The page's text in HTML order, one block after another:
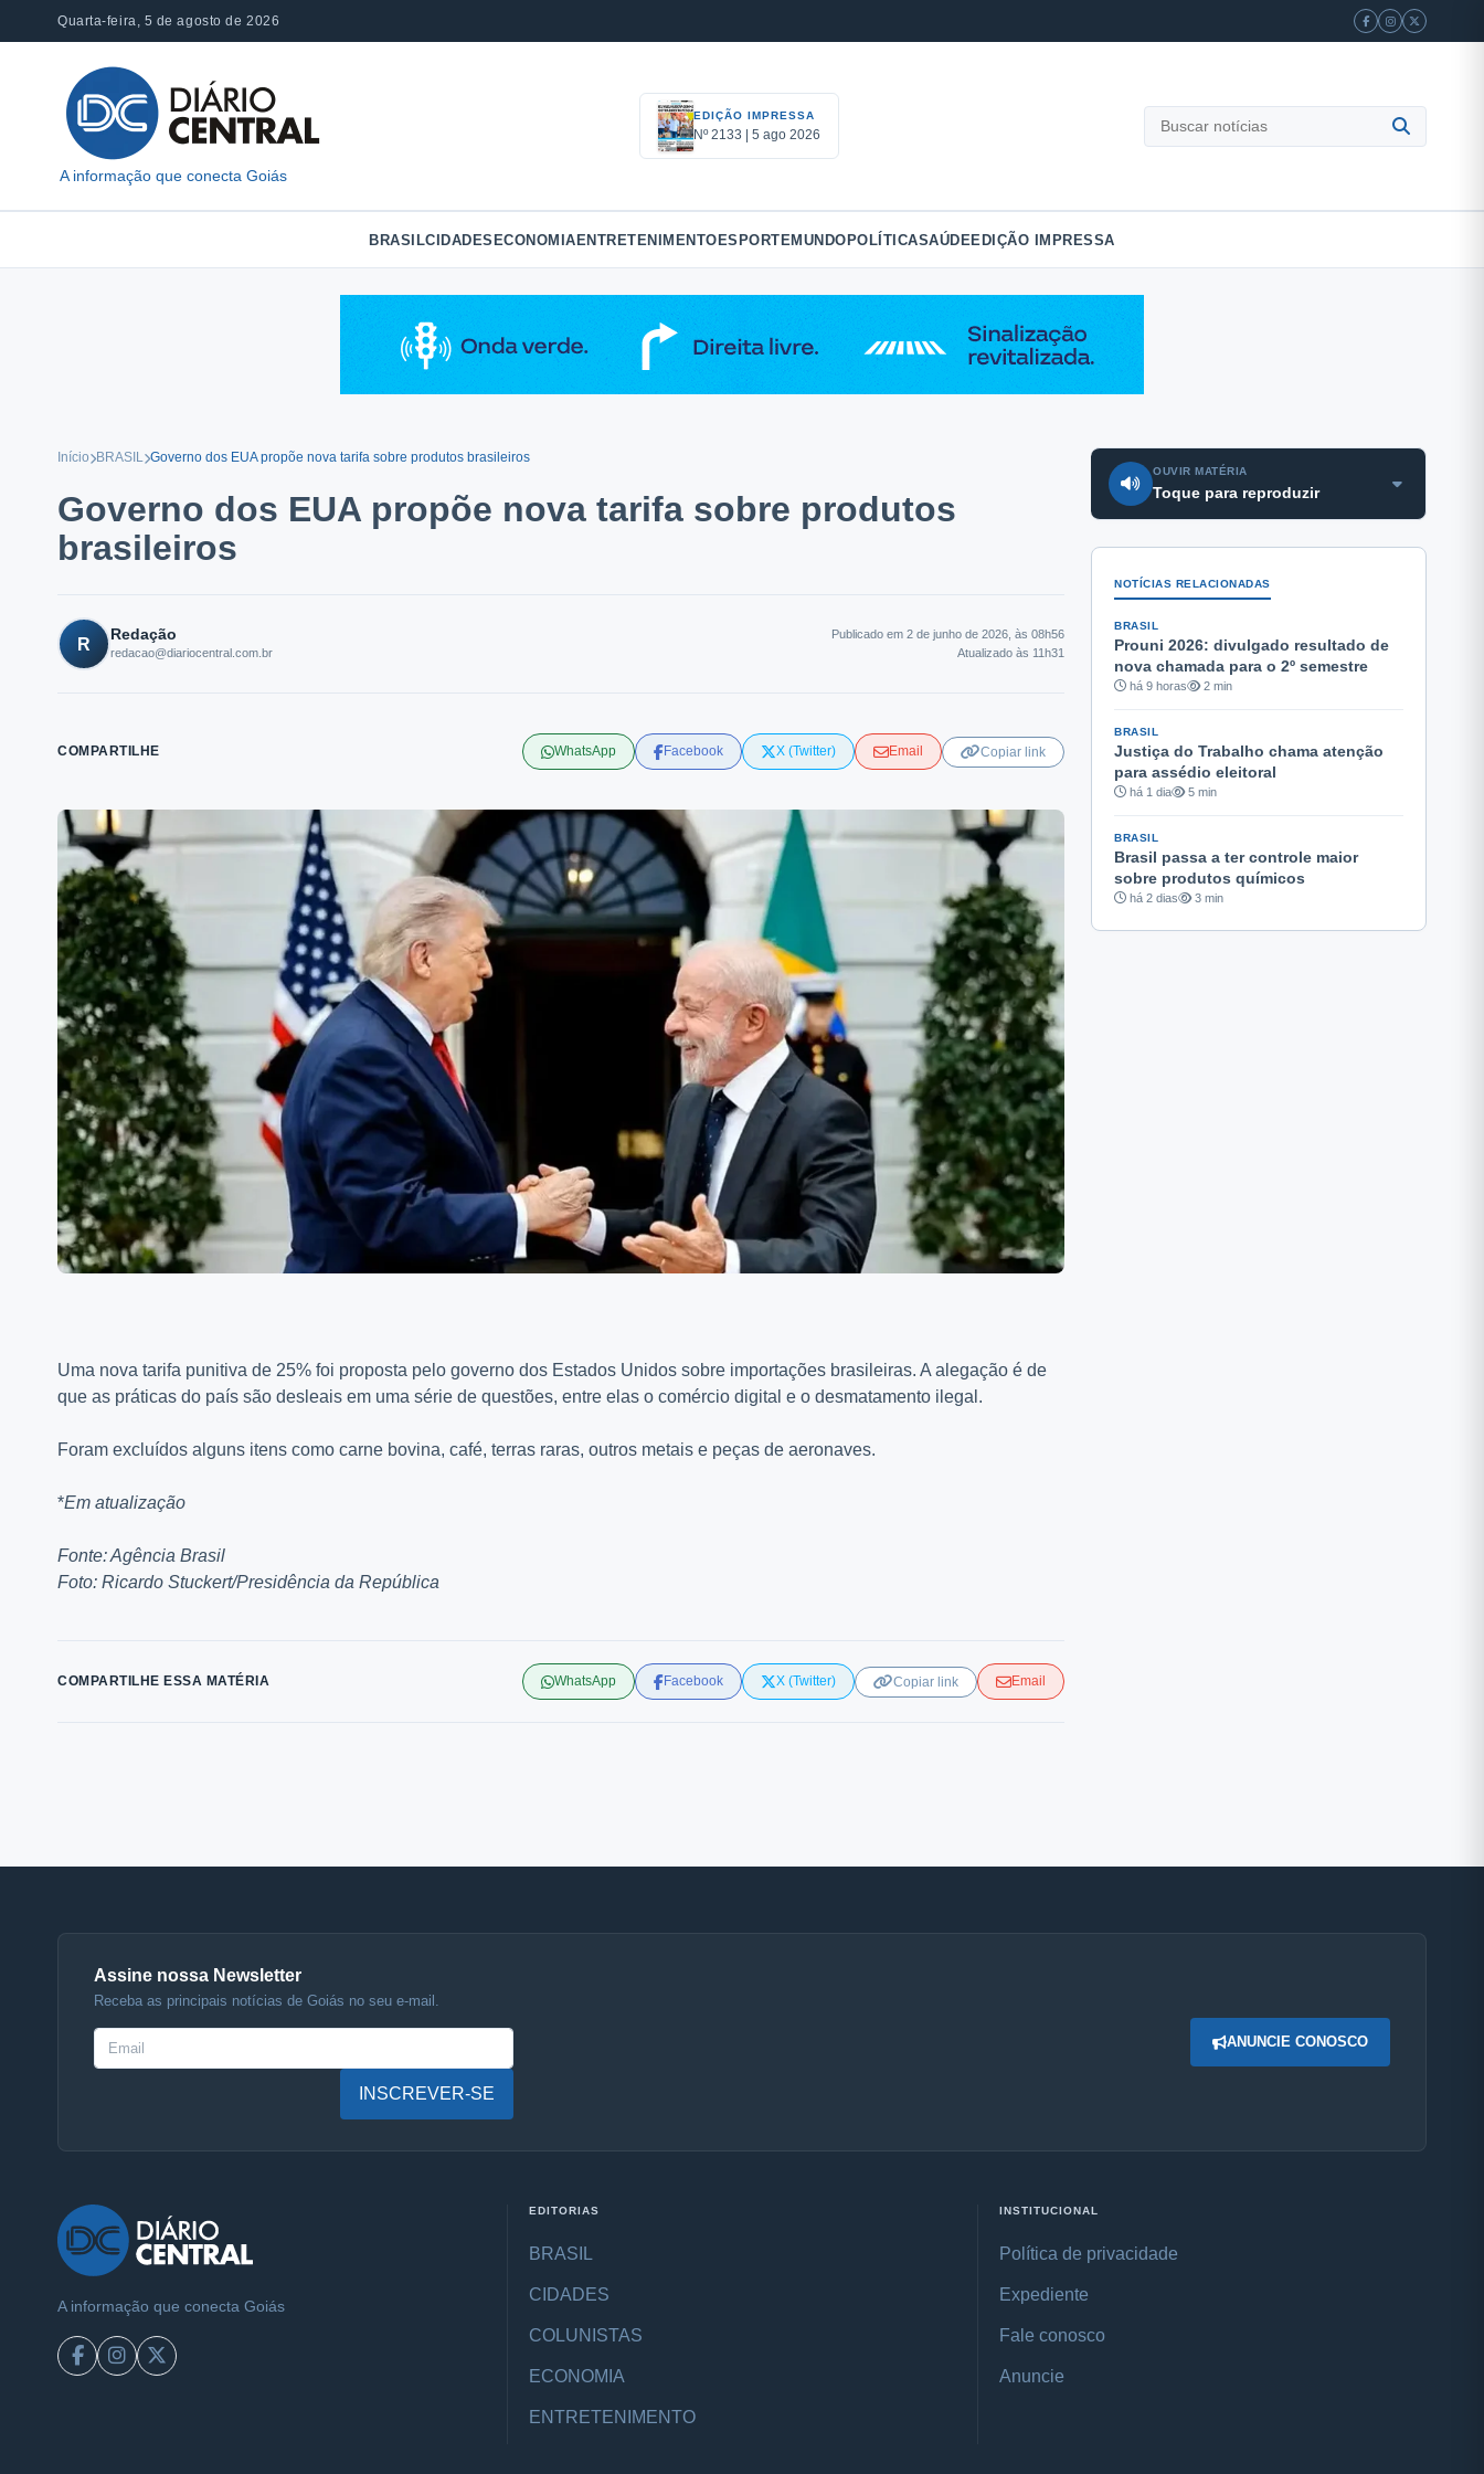
Quarta-feira, 5 de agosto de 2026
A informação que conecta Goiás
EDIÇÃO IMPRESSA
Nº 2133 | 5 ago 2026
Buscar
BRASILCIDADES ECONOMIA ENTRETENIMENTO ESPORTEMUNDO POLÍTICASAÚDEEDIÇÃO IMPRESSA
Início BRASIL Governo dos EUA propõe nova tarifa sobre produtos brasileiros
Governo dos EUA propõe nova tarifa sobre produtos
brasileiros
R
Redação
redacao@diariocentral.com.br
Publicado em 2 de junho de 2026, às 08h56
Atualizado às 11h31
COMPARTILHE WhatsApp Facebook X (Twitter) Email Copiar link
Uma nova tarifa punitiva de 25% foi proposta pelo governo dos Estados Unidos sobre importações brasileiras. A alegação é de
que as práticas do país são desleais em uma série de questões, entre elas o comércio digital e o desmatamento ilegal.
Foram excluídos alguns itens como carne bovina, café, terras raras, outros metais e peças de aeronaves.
*Em atualização
Fonte: Agência Brasil
Foto: Ricardo Stuckert/Presidência da República
COMPARTILHE ESSA MATÉRIA WhatsApp Facebook X (Twitter) Copiar link Email
OUVIR MATÉRIA
Toque para reproduzir
NOTÍCIAS RELACIONADAS
BRASIL
Prouni 2026: divulgado resultado de
nova chamada para o 2º semestre
há 9 horas 2 min
BRASIL
Justiça do Trabalho chama atenção
para assédio eleitoral
há 1 dia 5 min
BRASIL
Brasil passa a ter controle maior
sobre produtos químicos
há 2 dias 3 min
Assine nossa Newsletter
Receba as principais notícias de Goiás no seu e-mail.
INSCREVER-SE
ANUNCIE CONOSCO
A informação que conecta Goiás
EDITORIAS
BRASIL
CIDADES
COLUNISTAS
ECONOMIA
ENTRETENIMENTO
INSTITUCIONAL
Política de privacidade
Expediente
Fale conosco
Anuncie